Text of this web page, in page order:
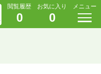
閲覧履歴
0
お気に入り
0
メニュー